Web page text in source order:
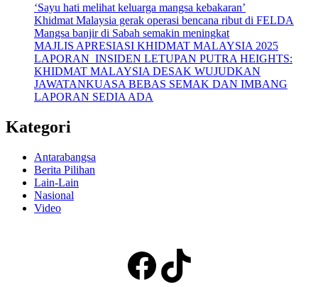
‘Sayu hati melihat keluarga mangsa kebakaran’
Khidmat Malaysia gerak operasi bencana ribut di FELDA
Mangsa banjir di Sabah semakin meningkat
MAJLIS APRESIASI KHIDMAT MALAYSIA 2025
LAPORAN INSIDEN LETUPAN PUTRA HEIGHTS:
KHIDMAT MALAYSIA DESAK WUJUDKAN
JAWATANKUASA BEBAS SEMAK DAN IMBANG
LAPORAN SEDIA ADA
Kategori
Antarabangsa
Berita Pilihan
Lain-Lain
Nasional
Video
Facebook
TikTok